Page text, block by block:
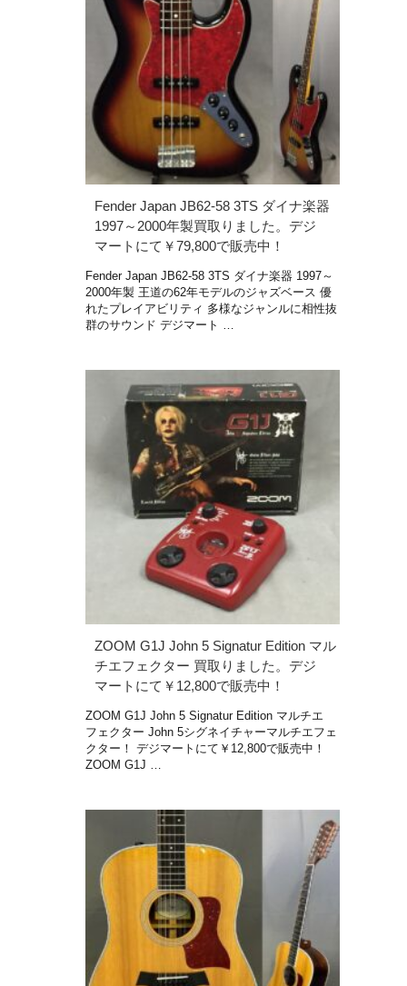
Fender Japan JB62-58 3TS ダイナ楽器
1997～2000年製買取りました。デジ
マートにて￥79,800で販売中！
Fender Japan JB62-58 3TS ダイナ楽器 1997～
2000年製 王道の62年モデルのジャズベース 優
れたプレイアビリティ 多様なジャンルに相性抜
群のサウンド デジマート …
ZOOM G1J John 5 Signatur Edition マル
チエフェクター 買取りました。デジ
マートにて￥12,800で販売中！
ZOOM G1J John 5 Signatur Edition マルチエ
フェクター John 5シグネイチャーマルチエフェ
クター！ デジマートにて￥12,800で販売中！
ZOOM G1J …